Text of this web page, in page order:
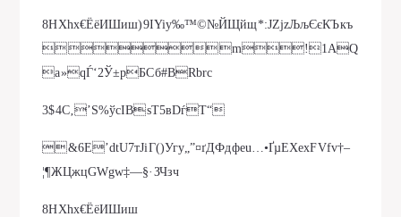
8HXhx€ЁёИШиш)9IYiy‰™©№ЙЩйщ*:JZjzЉљЄєКЪкъ
m!1AQ
a»qЃ‘2Ў±рБСб#BRbrс
3$4C‚’S%ўcІВsТ5вDѓT“
&6E’dtU7тЈіГ()Угу„”¤ґДФдфeu…•ҐµЕХехFVfv†–
¦¶ЖЦжцGWgw‡—§·ЗЧзч
8HXhx€ЁёИШиш